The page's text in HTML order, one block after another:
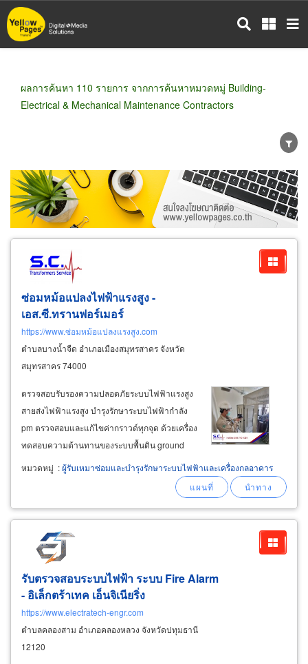
ข้าม
ไป
ผลการค้นหา 110 รายการ จากการค้นหาหมวดหมู่ Building-
Electrical & Mechanical Maintenance Contractors
ขายส่ง ขายปลีก ผู้ผลิต
ตัวแทนจัดจำหน่าย
ผู้ส่งออก/นำเข้า
ธุรกิจบริการ
ซ่อมหม้อแปลงไฟฟ้าแรงสูง -
เอส.ซี.ทรานฟอร์เมอร์
https://www.ซ่อมหม้อแปลงแรงสูง.com
ตำบลบางน้ำจืด อำเภอเมืองสมุทรสาคร จังหวัด
สมุทรสาคร 74000
ตรวจสอบรับรองความปลอดภัยระบบไฟฟ้าแรงสูง
สายส่งไฟฟ้าแรงสูง บำรุงรักษาระบบไฟฟ้ากำลัง
pm ตรวจสอบและแก้ไขค่ากราวด์ทุกจุด ด้วยเครื่อง
ทดสอบความต้านทานของระบบพื้นดิน ground
resistant test ตรวจสอบค่าความต้านทานฉนวนใน
insulation testing for installation of high and low
voltageelectrical
หมวดหมู่ :ผู้รับเหมาซ่อมและบำรุงรักษาระบบไฟฟ้าและเครื่องกลอาคาร
รับตรวจสอบระบบไฟฟ้า ระบบ Fire Alarm
- อิเล็กตร้าเทค เอ็นจิเนียริ่ง
https://www.electratech-engr.com
ตำบลคลองสาม อำเภอคลองหลวง จังหวัดปทุมธานี
12120